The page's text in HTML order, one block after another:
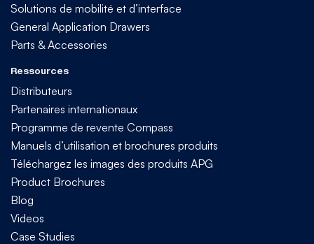
Solutions de mobilité et d’interface
General Application Drawers
Parts & Accessories
Ressources
Distributeurs
Partenaires internationaux
Programme de revente Compass
Manuels d’utilisation et brochures produits
Téléchargez les images des produits APG
Product Brochures
Blog
Videos
Case Studies